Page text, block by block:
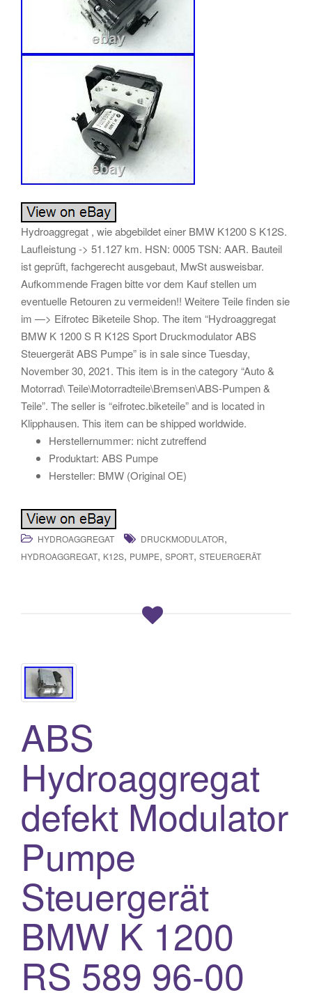
Hydroaggregat , wie abgebildet einer BMW K1200 S K12S.
Laufleistung -> 51.127 km. HSN: 0005 TSN: AAR. Bauteil
ist geprüft, fachgerecht ausgebaut, MwSt ausweisbar.
Aufkommende Fragen bitte vor dem Kauf stellen um
eventuelle Retouren zu vermeiden!! Weitere Teile finden sie
im —> Eifrotec Biketeile Shop. The item “Hydroaggregat
BMW K 1200 S R K12S Sport Druckmodulator ABS
Steuergerät ABS Pumpe” is in sale since Tuesday,
November 30, 2021. This item is in the category “Auto &
Motorrad\ Teile\Motorradteile\Bremsen\ABS-Pumpen &
Teile”. The seller is “eifrotec.biketeile” and is located in
Klipphausen. This item can be shipped worldwide.
Herstellernummer: nicht zutreffend
Produktart: ABS Pumpe
Hersteller: BMW (Original OE)
HYDROAGGREGAT DRUCKMODULATOR,
HYDROAGGREGAT, K12S, PUMPE, SPORT, STEUERGERÄT
ABS
Hydroaggregat
defekt Modulator
Pumpe
Steuergerät
BMW K 1200
RS 589 96-00